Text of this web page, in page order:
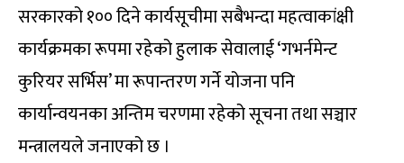
सरकारको १०० दिने कार्यसूचीमा सबैभन्दा महत्वाकांक्षी
कार्यक्रमका रूपमा रहेको हुलाक सेवालाई ‘गभर्नमेन्ट
कुरियर सर्भिस’ मा रूपान्तरण गर्ने योजना पनि
कार्यान्वयनका अन्तिम चरणमा रहेको सूचना तथा सञ्चार
मन्त्रालयले जनाएको छ ।